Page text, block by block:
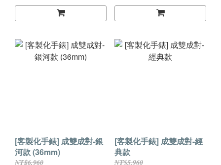
[客製化手錶] 成雙成對-銀
河款 (36mm)
NT$6,960
[客製化手錶] 成雙成對-經
典款
NT$5,960